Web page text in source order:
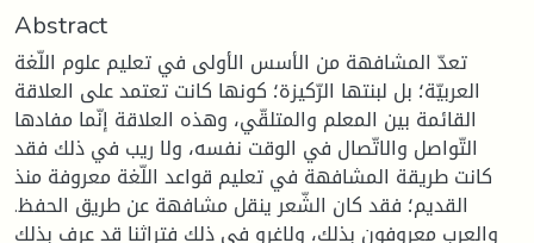
Abstract
تعدّ المشافهة من الأسس الأولى في تعليم علوم اللّغة
العربيّة؛ بل لبنتها الرّكيزة؛ كونها كانت تعتمد على العلاقة
القائمة بين المعلم والمتلقّي، وهذه العلاقة إنّما مفادها
التّواصل والاتّصال في الوقت نفسه، ولا ريب في ذلك فقد
كانت طريقة المشافهة في تعليم قواعد اللّغة معروفة منذ
القديم؛ فقد كان الشّعر ينقل مشافهة عن طريق الحفظ.
والعرب معروفون بذلك، ولاغرو في ذلك فتراثنا قد عرف بذلك